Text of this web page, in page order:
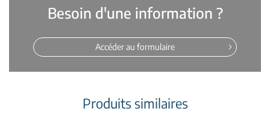
Besoin d'une information ?
Accéder au formulaire
Produits similaires